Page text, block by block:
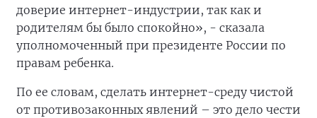
доверие интернет-индустрии, так как и
родителям бы было спокойно», - сказала
уполномоченный при президенте России по
правам ребенка.
По ее словам, сделать интернет-среду чистой
от противозаконных явлений – это дело чести